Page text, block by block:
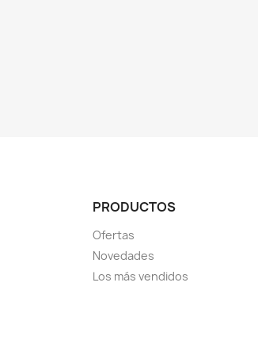
PRODUCTOS
Ofertas
Novedades
Los más vendidos